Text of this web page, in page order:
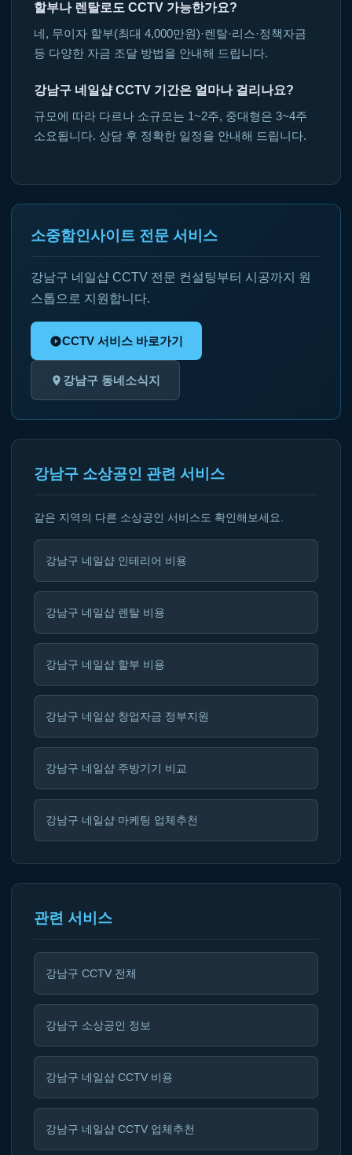
할부나 렌탈로도 CCTV 가능한가요?
네, 무이자 할부(최대 4,000만원)·렌탈·리스·정책자금
등 다양한 자금 조달 방법을 안내해 드립니다.
강남구 네일샵 CCTV 기간은 얼마나 걸리나요?
규모에 따라 다르나 소규모는 1~2주, 중대형은 3~4주
소요됩니다. 상담 후 정확한 일정을 안내해 드립니다.
소중함인사이트 전문 서비스
강남구 네일샵 CCTV 전문 컨설팅부터 시공까지 원
스톱으로 지원합니다.
CCTV 서비스 바로가기
강남구 동네소식지
강남구 소상공인 관련 서비스
같은 지역의 다른 소상공인 서비스도 확인해보세요.
강남구 네일샵 인테리어 비용
강남구 네일샵 렌탈 비용
강남구 네일샵 할부 비용
강남구 네일샵 창업자금 정부지원
강남구 네일샵 주방기기 비교
강남구 네일샵 마케팅 업체추천
관련 서비스
강남구 CCTV 전체
강남구 소상공인 정보
강남구 네일샵 CCTV 비용
강남구 네일샵 CCTV 업체추천